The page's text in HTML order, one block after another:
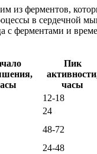
из ферментов,
в сердечной
с ферментами и
Пик
часы
12-18
24
48-72
24-48